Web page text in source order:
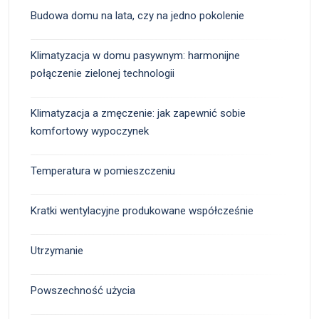
Budowa domu na lata, czy na jedno pokolenie
Klimatyzacja w domu pasywnym: harmonijne
połączenie zielonej technologii
Klimatyzacja a zmęczenie: jak zapewnić sobie
komfortowy wypoczynek
Temperatura w pomieszczeniu
Kratki wentylacyjne produkowane współcześnie
Utrzymanie
Powszechność użycia